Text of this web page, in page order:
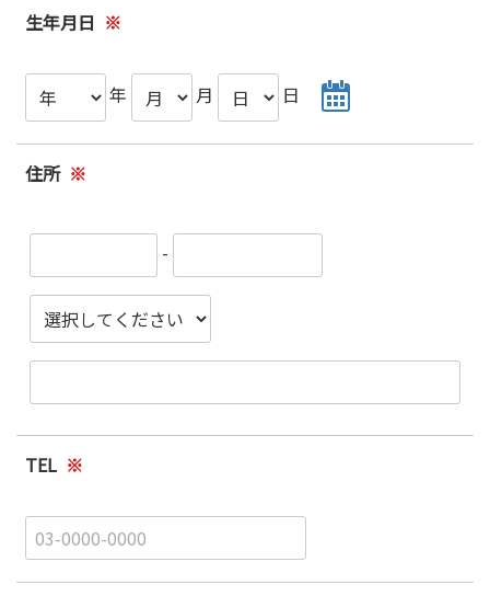
生年月日 ※
年 月 日
住所 ※
-
TEL ※